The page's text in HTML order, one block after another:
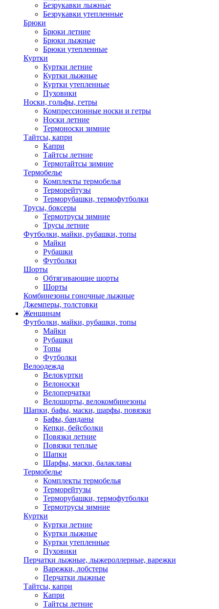
Безрукавки лыжные
Безрукавки утепленные
Брюки
Брюки летние
Брюки лыжные
Брюки утепленные
Куртки
Куртки летние
Куртки лыжные
Куртки утепленные
Пуховики
Носки, гольфы, гетры
Компрессионные носки и гетры
Носки летние
Термоноски зимние
Тайтсы, капри
Капри
Тайтсы летние
Термотайтсы зимние
Термобелье
Комплекты термобелья
Терморейтузы
Терморубашки, термофутболки
Трусы, боксеры
Термотрусы зимние
Трусы летние
Футболки, майки, рубашки, топы
Майки
Рубашки
Футболки
Шорты
Обтягивающие шорты
Шорты
Комбинезоны гоночные лыжные
Джемперы, толстовки
Женщинам
Футболки, майки, рубашки, топы
Майки
Рубашки
Топы
Футболки
Велоодежда
Велокуртки
Велоноски
Велоперчатки
Велошорты, велокомбинезоны
Шапки, бафы, маски, шарфы, повязки
Бафы, банданы
Кепки, бейсболки
Повязки летние
Повязки теплые
Шапки
Шарфы, маски, балаклавы
Термобелье
Комплекты термобелья
Терморейтузы
Терморубашки, термофутболки
Термотрусы зимние
Куртки
Куртки летние
Куртки лыжные
Куртки утепленные
Пуховики
Перчатки лыжные, лыжероллерные, варежки
Варежки, лобстеры
Перчатки лыжные
Тайтсы, капри
Капри
Тайтсы летние